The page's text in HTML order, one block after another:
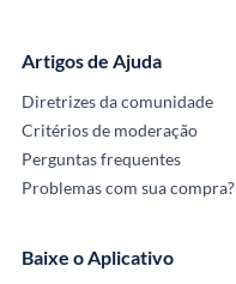
Artigos de Ajuda
Diretrizes da comunidade
Critérios de moderação
Perguntas frequentes
Problemas com sua compra?
Baixe o Aplicativo